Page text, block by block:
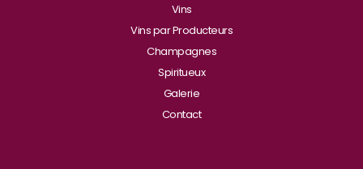
Vins
Vins par Producteurs
Champagnes
Spiritueux
Galerie
Contact